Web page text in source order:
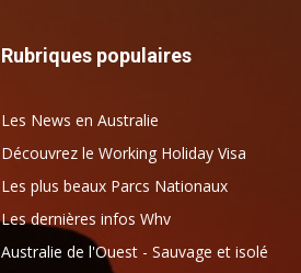
Rubriques populaires
Les News en Australie
Découvrez le Working Holiday Visa
Les plus beaux Parcs Nationaux
Les dernières infos Whv
Australie de l'Ouest - Sauvage et isolé